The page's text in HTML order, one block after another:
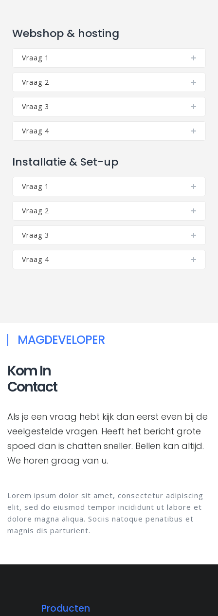
Webshop & hosting
Vraag 1
Vraag 2
Vraag 3
Vraag 4
Installatie & Set-up
Vraag 1
Vraag 2
Vraag 3
Vraag 4
MAGDEVELOPER
Kom In
Contact
Als je een vraag hebt kijk dan eerst even bij de
veelgestelde vragen. Heeft het bericht grote
spoed dan is chatten sneller. Bellen kan altijd.
We horen graag van u.
Lorem ipsum dolor sit amet, consectetur adipiscing
elit, sed do eiusmod tempor incididunt ut labore et
dolore magna aliqua. Sociis natoque penatibus et
magnis dis parturient.
Producten